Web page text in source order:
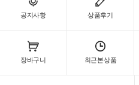
공지사항 상품후기
장바구니 최근본상품